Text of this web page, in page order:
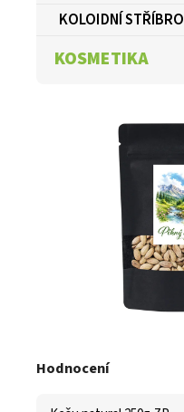
KOLOIDNÍ STŘÍBRO
KOSMETIKA
Hodnocení